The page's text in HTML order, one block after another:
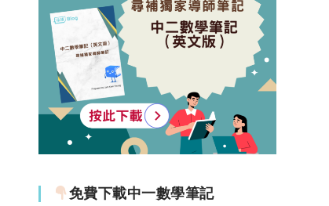
免費下載中一數學筆記